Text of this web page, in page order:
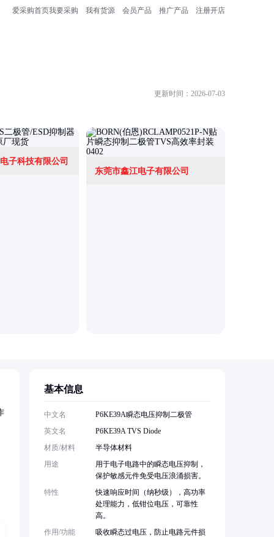
爱采购首页我要采购 我有货源 会员产品 推广产品 注册开店
更新时间：2026-07-03
子科技有限公司
东莞市鑫江电子有限公司
基本信息
中文名
P6KE39A瞬态电压抑制二极管
英文名
P6KE39A TVS Diode
材质/材料
半导体材料
用途
用于电子电路中的瞬态电压抑制，
保护敏感元件免受电压浪涌损害。
特性
快速响应时间（纳秒级），高功率
处理能力，低钳位电压，可靠性
高。
作用/功能
吸收瞬态过电压，防止电路元件损